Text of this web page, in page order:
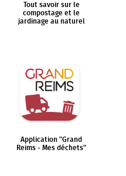
Tout savoir sur le
compostage et le
jardinage au naturel
Application "Grand
Reims - Mes déchets"